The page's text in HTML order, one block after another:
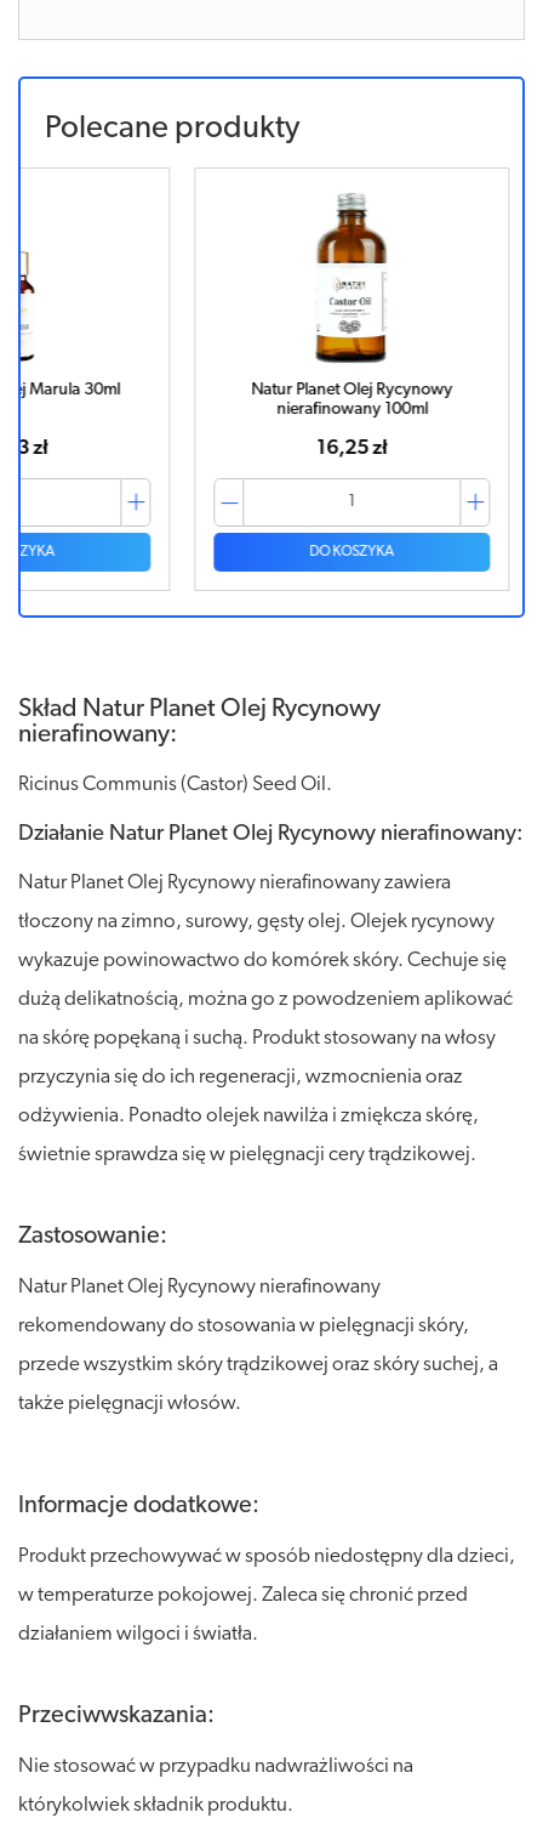
Polecane produkty
Natur Planet Olej Rycynowy
nierafinowany 100ml
Skład Natur Planet Olej Rycynowy
nierafinowany:
Ricinus Communis (Castor) Seed Oil.
Działanie Natur Planet Olej Rycynowy nierafinowany:
Natur Planet Olej Rycynowy nierafinowany zawiera
tłoczony na zimno, surowy, gęsty olej. Olejek rycynowy
wykazuje powinowactwo do komórek skóry. Cechuje się
dużą delikatnością, można go z powodzeniem aplikować
na skórę popękaną i suchą. Produkt stosowany na włosy
przyczynia się do ich regeneracji, wzmocnienia oraz
odżywienia. Ponadto olejek nawilża i zmiękcza skórę,
świetnie sprawdza się w pielęgnacji cery trądzikowej.
Zastosowanie:
Natur Planet Olej Rycynowy nierafinowany
rekomendowany do stosowania w pielęgnacji skóry,
przede wszystkim skóry trądzikowej oraz skóry suchej, a
także pielęgnacji włosów.
Informacje dodatkowe:
Produkt przechowywać w sposób niedostępny dla dzieci,
w temperaturze pokojowej. Zaleca się chronić przed
działaniem wilgoci i światła.
Przeciwwskazania:
Nie stosować w przypadku nadwrażliwości na
którykolwiek składnik produktu.